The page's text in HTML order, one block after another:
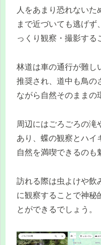
人をあまり恐れない
まで近づいても逃げず
っくり観察・撮影する
林道は車の通行が難し
推奨され、道中も鳥の
ながら自然そのままの
周辺にはごろごろの滝
あり、蝶の観察とハイ
自然を満喫できるのも
訪れる際は虫よけや飲
に観察することで神秘
とができるでしょう。